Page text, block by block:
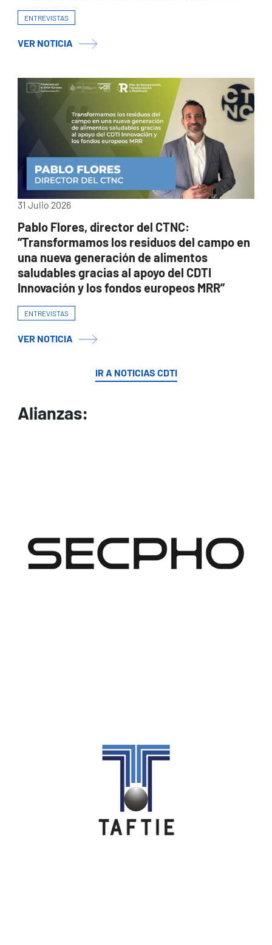
ENTREVISTAS
VER NOTICIA
31 Julio 2026
Pablo Flores, director del CTNC:
“Transformamos los residuos del campo en
una nueva generación de alimentos
saludables gracias al apoyo del CDTI
Innovación y los fondos europeos MRR”
ENTREVISTAS
VER NOTICIA
IR A NOTICIAS CDTI
Alianzas: